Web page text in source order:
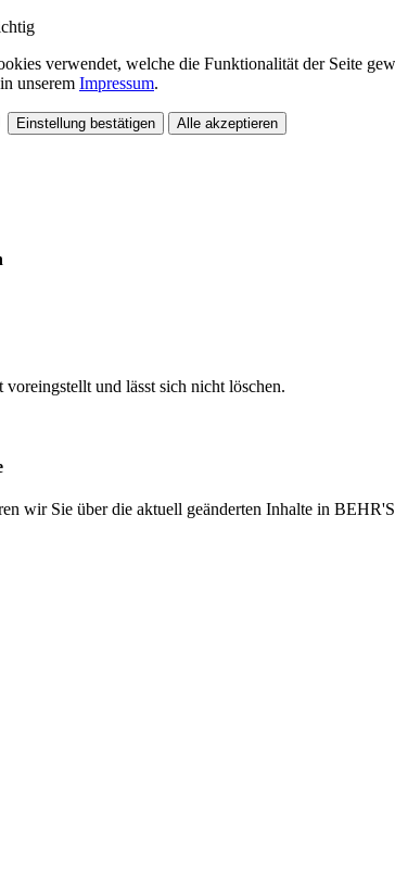
verwendet, welche die Funktionalität der Seite
unserem Impressum.
Einstellung bestätigen
Alle akzeptieren
und lässt sich nicht löschen.
wir Sie über die aktuell geänderten Inhalte in